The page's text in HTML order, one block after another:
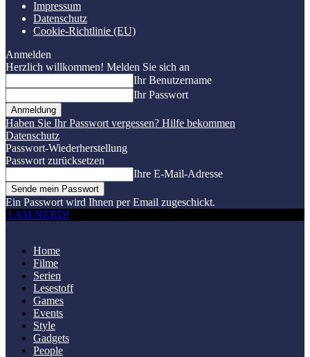
Impressum
Datenschutz
Cookie-Richtlinie (EU)
Anmelden
Herzlich willkommen! Melden Sie sich an
Ihr Benutzername
Ihr Passwort
Haben Sie Ihr Passwort vergessen? Hilfe bekommen
Datenschutz
Passwort-Wiederherstellung
Passwort zurücksetzen
Ihre E-Mail-Adresse
Ein Passwort wird Ihnen per Email zugeschickt.
I AM NERD!
Home
Filme
Serien
Lesestoff
Games
Events
Style
Gadgets
People